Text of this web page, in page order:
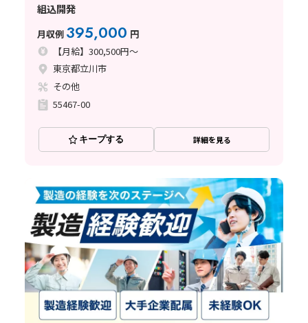
組込開発
月収例 395,000 円
【月給】300,500円～
東京都立川市
その他
55467-00
キープする 詳細を見る